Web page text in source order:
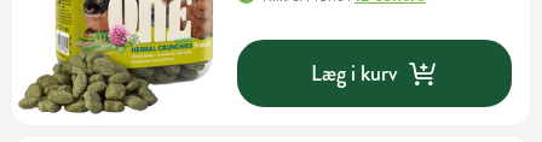
Læg i kurv